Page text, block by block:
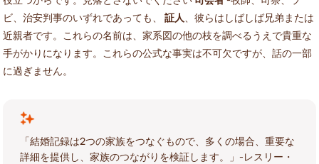
ビ、治安判事のいずれであっても、 証人
、彼らはしばしば兄弟または
近親者です。これらの名前は、家系図の他の枝を調べるうえで貴重な
手がかりになります。これらの公式な事実は不可欠ですが、話の一部
に過ぎません。
「結婚記録は2つの家族をつなぐもので、多くの場合、重要な
詳細を提供し、家族のつながりを検証します。」-レスリー・